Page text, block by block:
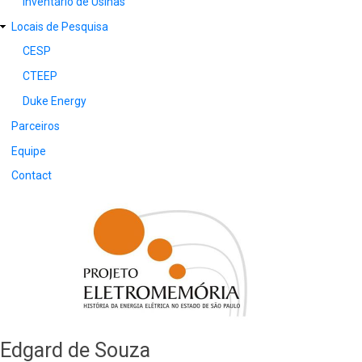
Locais de Pesquisa
CESP
CTEEP
Duke Energy
Parceiros
Equipe
Contact
Edgard de Souza